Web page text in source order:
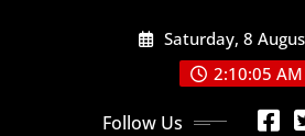
Saturday, 8
2:10:06 AM
Follow Us